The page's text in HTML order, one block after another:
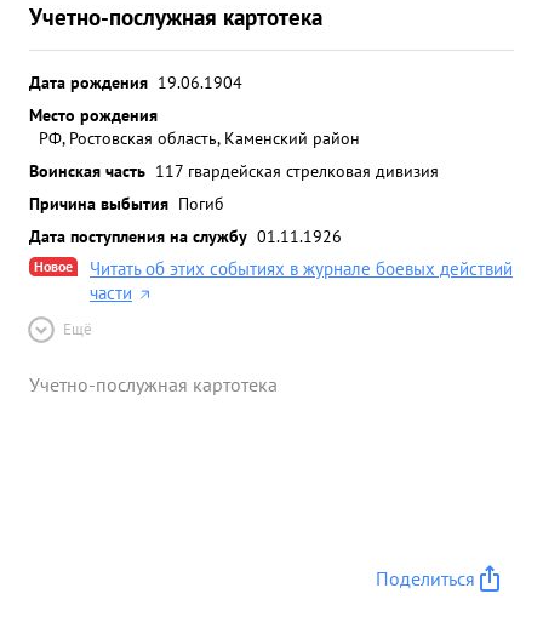
Учетно-послужная картотека
Дата рождения 19.06.1904
Место рождения
РФ, Ростовская область, Каменский район
Воинская часть 117 гвардейская стрелковая дивизия
Причина выбытия Погиб
Дата поступления на службу 01.11.1926
Новое
Читать об этих событиях в журнале боевых действий
части
Ещё
Учетно-послужная картотека
Поделиться